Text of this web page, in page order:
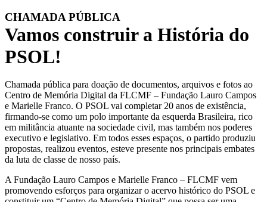
CHAMADA PÚBLICA
Vamos construir a História do
PSOL!
Chamada pública para doação de documentos, arquivos e fotos ao
Centro de Memória Digital da FLCMF – Fundação Lauro Campos
e Marielle Franco. O PSOL vai completar 20 anos de existência,
firmando-se como um polo importante da esquerda Brasileira, rico
em militância atuante na sociedade civil, mas também nos poderes
executivo e legislativo. Em todos esses espaços, o partido produziu
propostas, realizou eventos, esteve presente nos principais embates
da luta de classe de nosso país.
A Fundação Lauro Campos e Marielle Franco – FLCMF vem
promovendo esforços para organizar o acervo histórico do PSOL e